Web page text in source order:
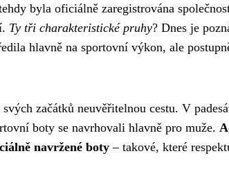
byla oficiálně zaregistrována
Ty tři charakteristické pruhy? Dnes je
hlavně na sportovní výkon, ale
začátků neuvěřitelnou cestu. V
boty se navrhovali hlavně pro muže.
navržené boty – takové, které